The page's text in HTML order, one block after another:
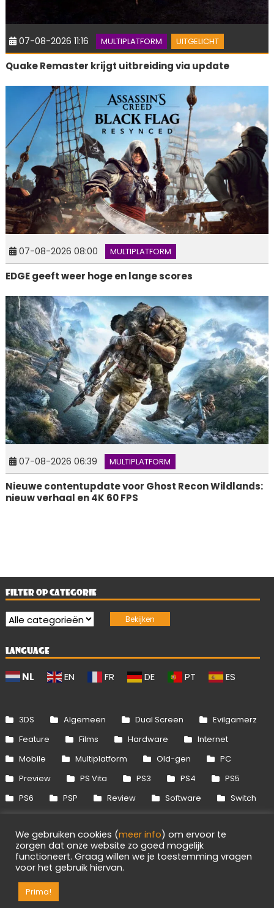
07-08-2026 11:16 MULTIPLATFORM UITGELICHT
Quake Remaster krijgt uitbreiding via update
07-08-2026 08:00 MULTIPLATFORM
EDGE geeft weer hoge en lange scores
07-08-2026 06:39 MULTIPLATFORM
Nieuwe contentupdate voor Ghost Recon Wildlands:
nieuw verhaal en 4K 60 FPS
FILTER OP CATEGORIE
LANGUAGE
NL EN FR DE PT ES
3DS Algemeen Dual Screen
Evilgamerz
Feature
Films Hardware
Internet
Mobile
Multiplatform Old-gen
PC
Preview
PS Vita PS3 PS4
PS5
PS6
PSP Review Software
Switch
Xbox 360
Xbox One Xbox Series
Evilgamerz 2026 - Alle rechten voorbehouden.
We gebruiken cookies (meer info) om ervoor te
zorgen dat onze website zo goed mogelijk
functioneert. Graag willen we je toestemming vragen
voor het gebruik hiervan.
Prima!